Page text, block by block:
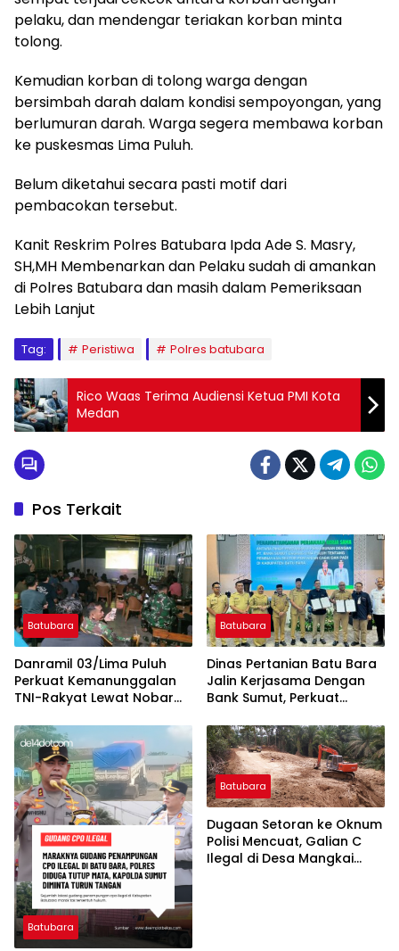
pelaku, dan mendengar teriakan korban minta
tolong.
Kemudian korban di tolong warga dengan
bersimbah darah dalam kondisi sempoyongan, yang
berlumuran darah. Warga segera membawa korban
ke puskesmas Lima Puluh.
Belum diketahui secara pasti motif dari
pembacokan tersebut.
Kanit Reskrim Polres Batubara Ipda Ade S. Masry,
SH,MH Membenarkan dan Pelaku sudah di amankan
di Polres Batubara dan masih dalam Pemeriksaan
Lebih Lanjut
Tag: Peristiwa Polres batubara
Rico Waas Terima Audiensi Ketua PMI Kota
Medan
Pos Terkait
Batubara
Danramil 03/Lima Puluh
Perkuat Kemanunggalan
TNI-Rakyat Lewat Nobar
Warga
Batubara
Dinas Pertanian Batu Bara
Jalin Kerjasama Dengan
Bank Sumut, Perkuat
Batubara
Batubara
Dugaan Setoran ke Oknum
Polisi Mencuat, Galian C
Ilegal di Desa Mangkai